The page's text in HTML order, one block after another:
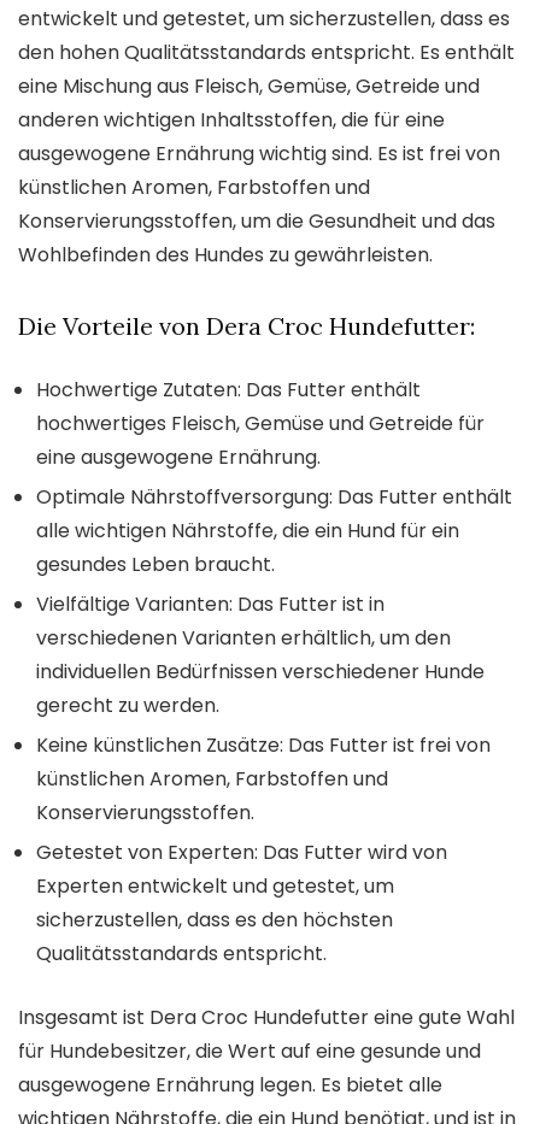
entwickelt und getestet, um sicherzustellen, dass es
den hohen Qualitätsstandards entspricht. Es enthält
eine Mischung aus Fleisch, Gemüse, Getreide und
anderen wichtigen Inhaltsstoffen, die für eine
ausgewogene Ernährung wichtig sind. Es ist frei von
künstlichen Aromen, Farbstoffen und
Konservierungsstoffen, um die Gesundheit und das
Wohlbefinden des Hundes zu gewährleisten.
Die Vorteile von Dera Croc Hundefutter:
Hochwertige Zutaten: Das Futter enthält
hochwertiges Fleisch, Gemüse und Getreide für
eine ausgewogene Ernährung.
Optimale Nährstoffversorgung: Das Futter enthält
alle wichtigen Nährstoffe, die ein Hund für ein
gesundes Leben braucht.
Vielfältige Varianten: Das Futter ist in
verschiedenen Varianten erhältlich, um den
individuellen Bedürfnissen verschiedener Hunde
gerecht zu werden.
Keine künstlichen Zusätze: Das Futter ist frei von
künstlichen Aromen, Farbstoffen und
Konservierungsstoffen.
Getestet von Experten: Das Futter wird von
Experten entwickelt und getestet, um
sicherzustellen, dass es den höchsten
Qualitätsstandards entspricht.
Insgesamt ist Dera Croc Hundefutter eine gute Wahl
für Hundebesitzer, die Wert auf eine gesunde und
ausgewogene Ernährung legen. Es bietet alle
wichtigen Nährstoffe, die ein Hund benötigt, und ist in